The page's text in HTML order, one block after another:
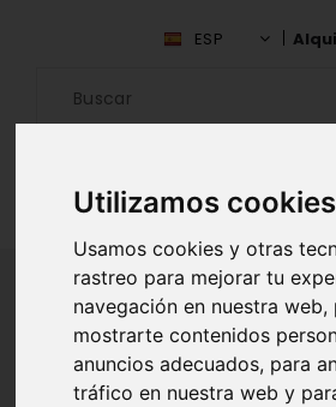
Utilizamos cookies
Usamos cookies y otras
rastreo para mejorar tu
navegación en nuestra web,
mostrarte contenidos
anuncios adecuados, para
tráfico en nuestra web y
ESP
ALQUILAR
Inicio Amigos